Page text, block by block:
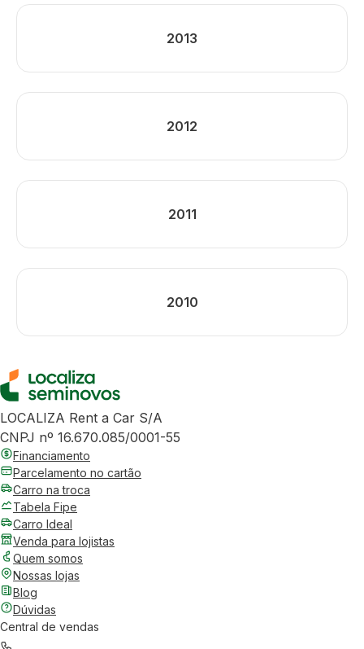
2013
2012
2011
2010
LOCALIZA Rent a Car S/A
CNPJ nº 16.670.085/0001-55
Financiamento
Parcelamento no cartão
Carro na troca
Tabela Fipe
Carro Ideal
Venda para lojistas
Quem somos
Nossas lojas
Blog
Dúvidas
Central de vendas